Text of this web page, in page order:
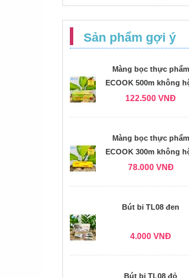
Sản phẩm gợi ý
Màng bọc thực phẩm
ECOOK 500m không
122.500 VNĐ
Màng bọc thực phẩm
ECOOK 300m không
78.000 VNĐ
Bút bi TL08 đen
4.000 VNĐ
Bút bi TL08 đỏ